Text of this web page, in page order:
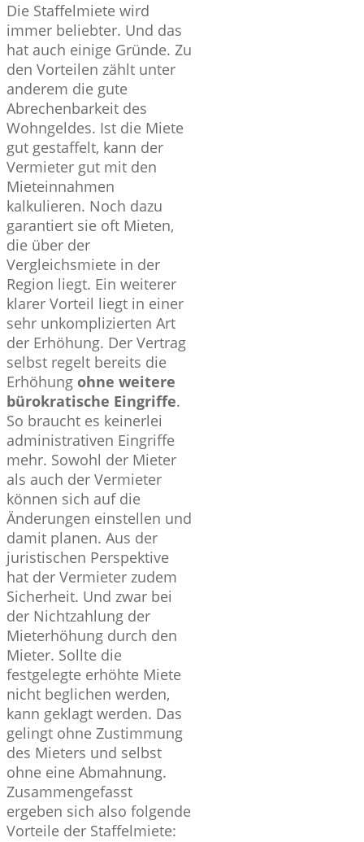
Die Staffelmiete wird
immer beliebter. Und das
hat auch einige Gründe. Zu
den Vorteilen zählt unter
anderem die gute
Abrechenbarkeit des
Wohngeldes. Ist die Miete
gut gestaffelt, kann der
Vermieter gut mit den
Mieteinnahmen
kalkulieren. Noch dazu
garantiert sie oft Mieten,
die über der
Vergleichsmiete in der
Region liegt. Ein weiterer
klarer Vorteil liegt in einer
sehr unkomplizierten Art
der Erhöhung. Der Vertrag
selbst regelt bereits die
Erhöhung ohne weitere
bürokratische Eingriffe.
So braucht es keinerlei
administrativen Eingriffe
mehr. Sowohl der Mieter
als auch der Vermieter
können sich auf die
Änderungen einstellen und
damit planen. Aus der
juristischen Perspektive
hat der Vermieter zudem
Sicherheit. Und zwar bei
der Nichtzahlung der
Mieterhöhung durch den
Mieter. Sollte die
festgelegte erhöhte Miete
nicht beglichen werden,
kann geklagt werden. Das
gelingt ohne Zustimmung
des Mieters und selbst
ohne eine Abmahnung.
Zusammengefasst
ergeben sich also folgende
Vorteile der Staffelmiete: